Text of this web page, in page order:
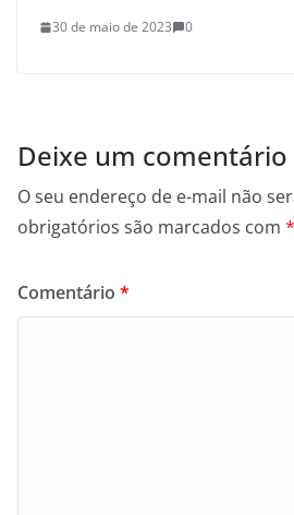
30 de maio de 2023 0
Deixe um comentário
O seu endereço de e-mail não
obrigatórios são marcados com *
Comentário *